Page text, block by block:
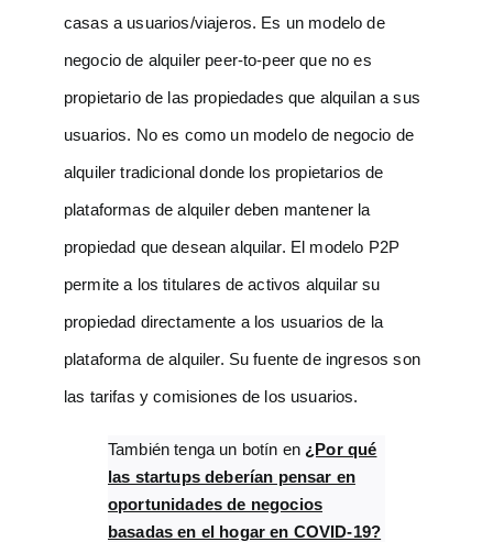
casas a usuarios/viajeros. Es un modelo de
negocio de alquiler peer-to-peer que no es
propietario de las propiedades que alquilan a sus
usuarios. No es como un modelo de negocio de
alquiler tradicional donde los propietarios de
plataformas de alquiler deben mantener la
propiedad que desean alquilar. El modelo P2P
permite a los titulares de activos alquilar su
propiedad directamente a los usuarios de la
plataforma de alquiler. Su fuente de ingresos son
las tarifas y comisiones de los usuarios.
También tenga un botín en ¿Por qué
las startups deberían pensar en
oportunidades de negocios
basadas en el hogar en COVID-19?